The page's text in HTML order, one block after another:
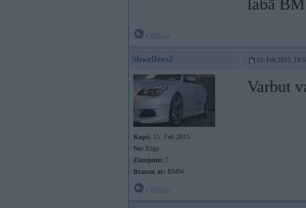
labā
Shwellers2 15. Feb 2015,
Kopš: 15. Feb 2015
No: Rīga
Ziņojumi: 7
Braucu ar: BMW
Varbut